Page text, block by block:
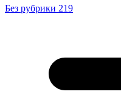
Без рубрики 219